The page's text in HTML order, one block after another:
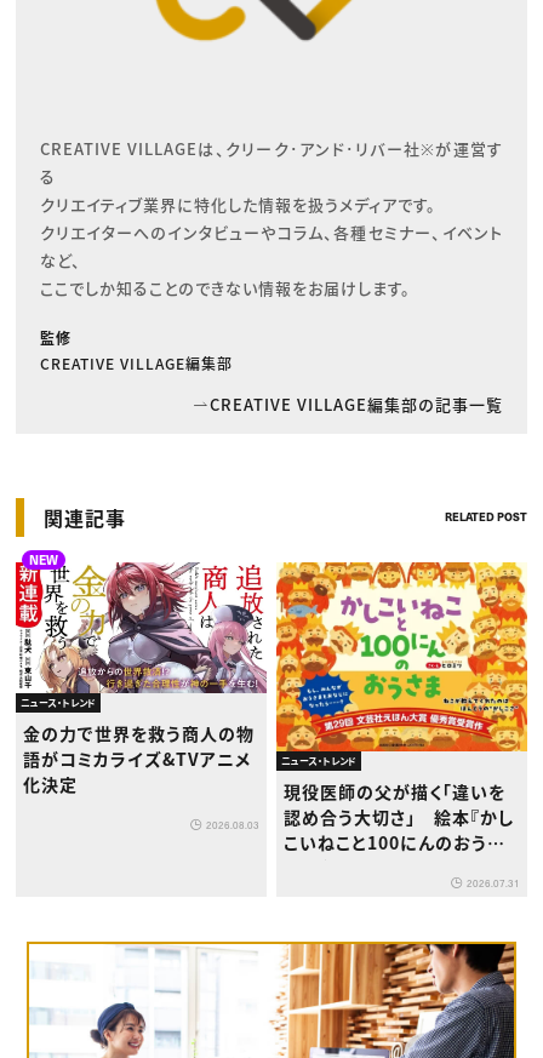
CREATIVE VILLAGEは、クリーク･アンド･リバー社※が運営す
る
クリエイティブ業界に特化した情報を扱うメディアです。
クリエイターへのインタビューやコラム、各種セミナー、イベント
など、
ここでしか知ることのできない情報をお届けします。
監修
CREATIVE VILLAGE編集部
CREATIVE VILLAGE編集部の記事一覧
関連記事 RELATED POST
NEW
ニュース・トレンド
金の力で世界を救う商人の物
語がコミカライズ&TVアニメ
化決定
2026.08.03
ニュース・トレンド
現役医師の父が描く「違いを
認め合う大切さ」 絵本『かし
こいねこと100にんのおうさ
2026.07.31